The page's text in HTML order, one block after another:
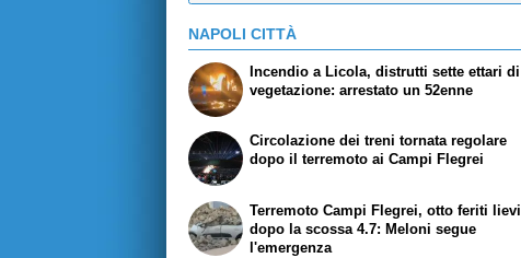
NAPOLI CITTÀ
Incendio a Licola, distrutti sette ettari di
vegetazione: arrestato un 52enne
Circolazione dei treni tornata regolare
dopo il terremoto ai Campi Flegrei
Terremoto Campi Flegrei, otto feriti lievi
dopo la scossa 4.7: Meloni segue
l'emergenza